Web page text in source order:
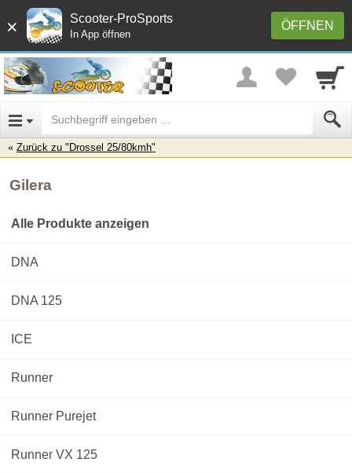
× ÖFFNEN
Scooter-ProSports
In App öffnen
Zurück zu "Drossel 25/80kmh"
Gilera
Alle Produkte anzeigen
DNA
DNA 125
ICE
Runner
Runner Purejet
Runner VX 125